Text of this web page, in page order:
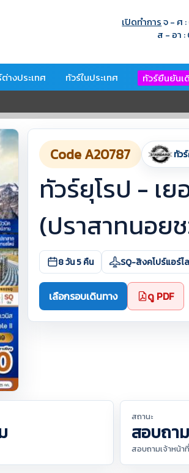
เปิดทำการจ - ศ
ส - อา
างประเทศ ทัวร์ในประเทศ ทัวร์ยืนยันเ
Code A20787 ทัว
ทัวร์ยุโรป - เ
(ปราสาทนอย
8 วัน 5 คืน SQ-สิงคโปร์แอร์ไ
เลือกรอบเดินทาง ดู PDF
สถานะ
สอบถาม
สอบถามเจ้าหน้าที่